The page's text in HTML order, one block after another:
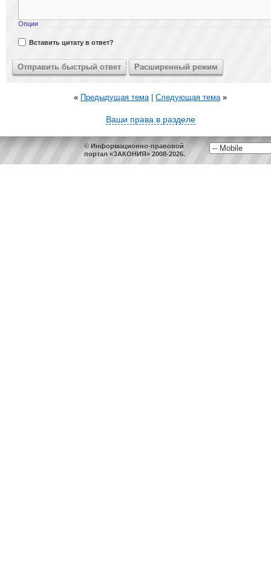
Опции
Вставить цитату в ответ?
« Предыдущая тема| Следующая тема »
Ваши права в разделе
© Информационно-правовой
портал «ЗАКОНИЯ» 2008-2026.